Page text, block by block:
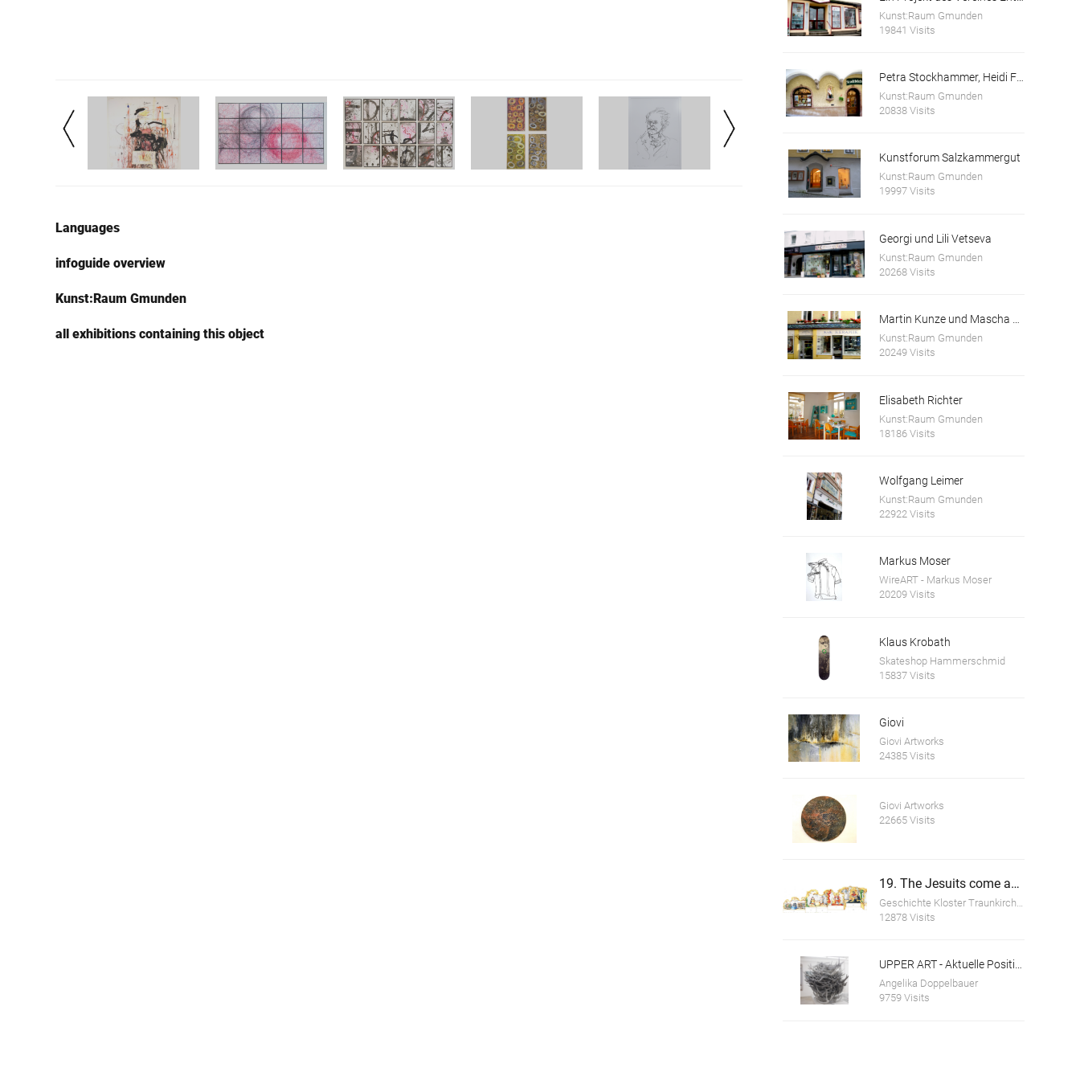
Languages
infoguide overview
Kunst:Raum Gmunden
all exhibitions containing this object
Kunst:Raum Gmunden
19841 Visits
Kunst:Raum Gmunden
20838 Visits
Kunstforum Salzkammergut
Kunst:Raum Gmunden
19997 Visits
Georgi und Lili Vetseva
Kunst:Raum Gmunden
20268 Visits
Kunst:Raum Gmunden
20249 Visits
Elisabeth Richter
Kunst:Raum Gmunden
18186 Visits
Wolfgang Leimer
Kunst:Raum Gmunden
22922 Visits
Markus Moser
WireART - Markus Moser
20209 Visits
Klaus Krobath
Skateshop Hammerschmid
15837 Visits
Giovi
Giovi Artworks
24385 Visits
Giovi Artworks
22665 Visits
19. The Jesuits come and go
12878 Visits
Angelika Doppelbauer
9759 Visits